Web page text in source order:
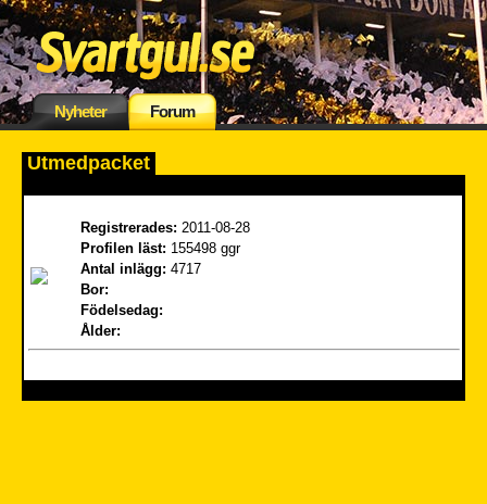
Nyheter Forum
Utmedpacket
Registrerades: 2011-08-28
Profilen läst: 155498 ggr
Antal inlägg: 4717
Bor:
Födelsedag:
Ålder: